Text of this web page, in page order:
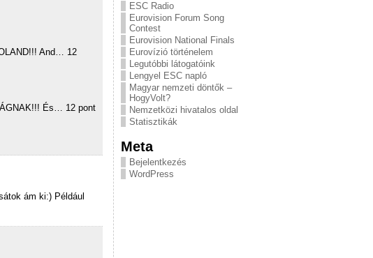
And… 12
És… 12 pont
ám ki:) Például
ESC Radio
Eurovision Forum Song
Contest
Eurovision National Finals
Eurovízió történelem
Legutóbbi látogatóink
Lengyel ESC napló
Magyar nemzeti döntők –
HogyVolt?
Nemzetközi hivatalos oldal
Statisztikák
Meta
Bejelentkezés
WordPress